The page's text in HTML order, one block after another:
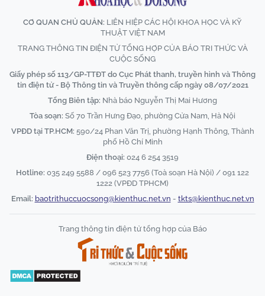
CƠ QUAN CHỦ QUẢN: LIÊN HIỆP CÁC HỘI KHOA HỌC VÀ KỸ
THUẬT VIỆT NAM
TRANG THÔNG TIN ĐIỆN TỬ TỔNG HỢP CỦA BÁO TRI THỨC VÀ
CUỘC SỐNG
Giấy phép số 113/GP-TTĐT do Cục Phát thanh, truyền hình và Thông
tin điện tử - Bộ Thông tin và Truyền thông cấp ngày 08/07/2021
Tổng Biên tập: Nhà báo Nguyễn Thị Mai Hương
Tòa soạn: Số 70 Trần Hưng Đạo, phường Cửa Nam, Hà Nội
VPĐD tại TP.HCM: 590/24 Phan Văn Trị, phường Hạnh Thông, Thành
phố Hồ Chí Minh
Điện thoại: 024 6 254 3519
Hotline: 035 249 5588 / 096 523 7756 (Toà soạn Hà Nội) / 091 122
1222 (VPĐD TPHCM)
Email: baotrithuccuocsong@kienthuc.net.vn - tkts@kienthuc.net.vn
Trang thông tin điện tử tổng hợp của Báo